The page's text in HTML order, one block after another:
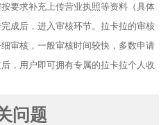
要求补充上传营业执照等资料（具体
成后，进入审核环节。拉卡拉的审核
审核，一般审核时间较快，多数申请
，用户即可拥有专属的拉卡拉个人收
问题